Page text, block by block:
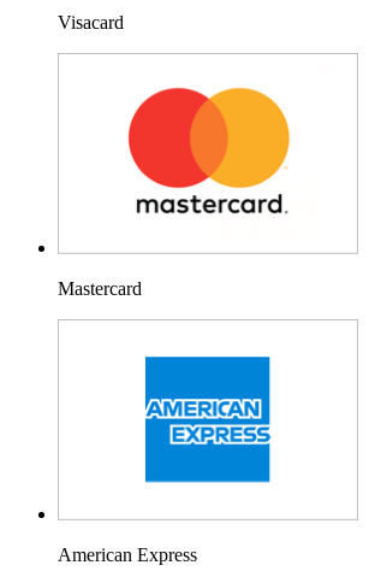
Visacard
Mastercard
American Express